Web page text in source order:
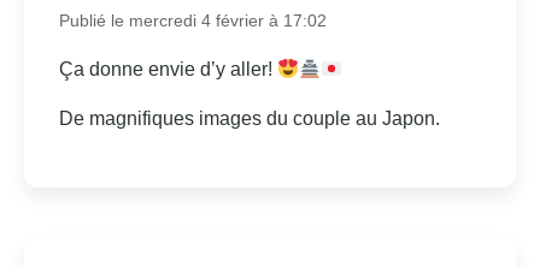
Publié le mercredi 4 février à 17:02
Ça donne envie d’y aller!
De magnifiques images du couple au Japon.